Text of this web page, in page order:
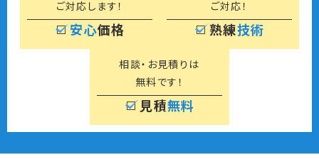
安心価格
ご対応します！
熟練技術
ご対応！
見積無料
相談・お見積りは
無料です！